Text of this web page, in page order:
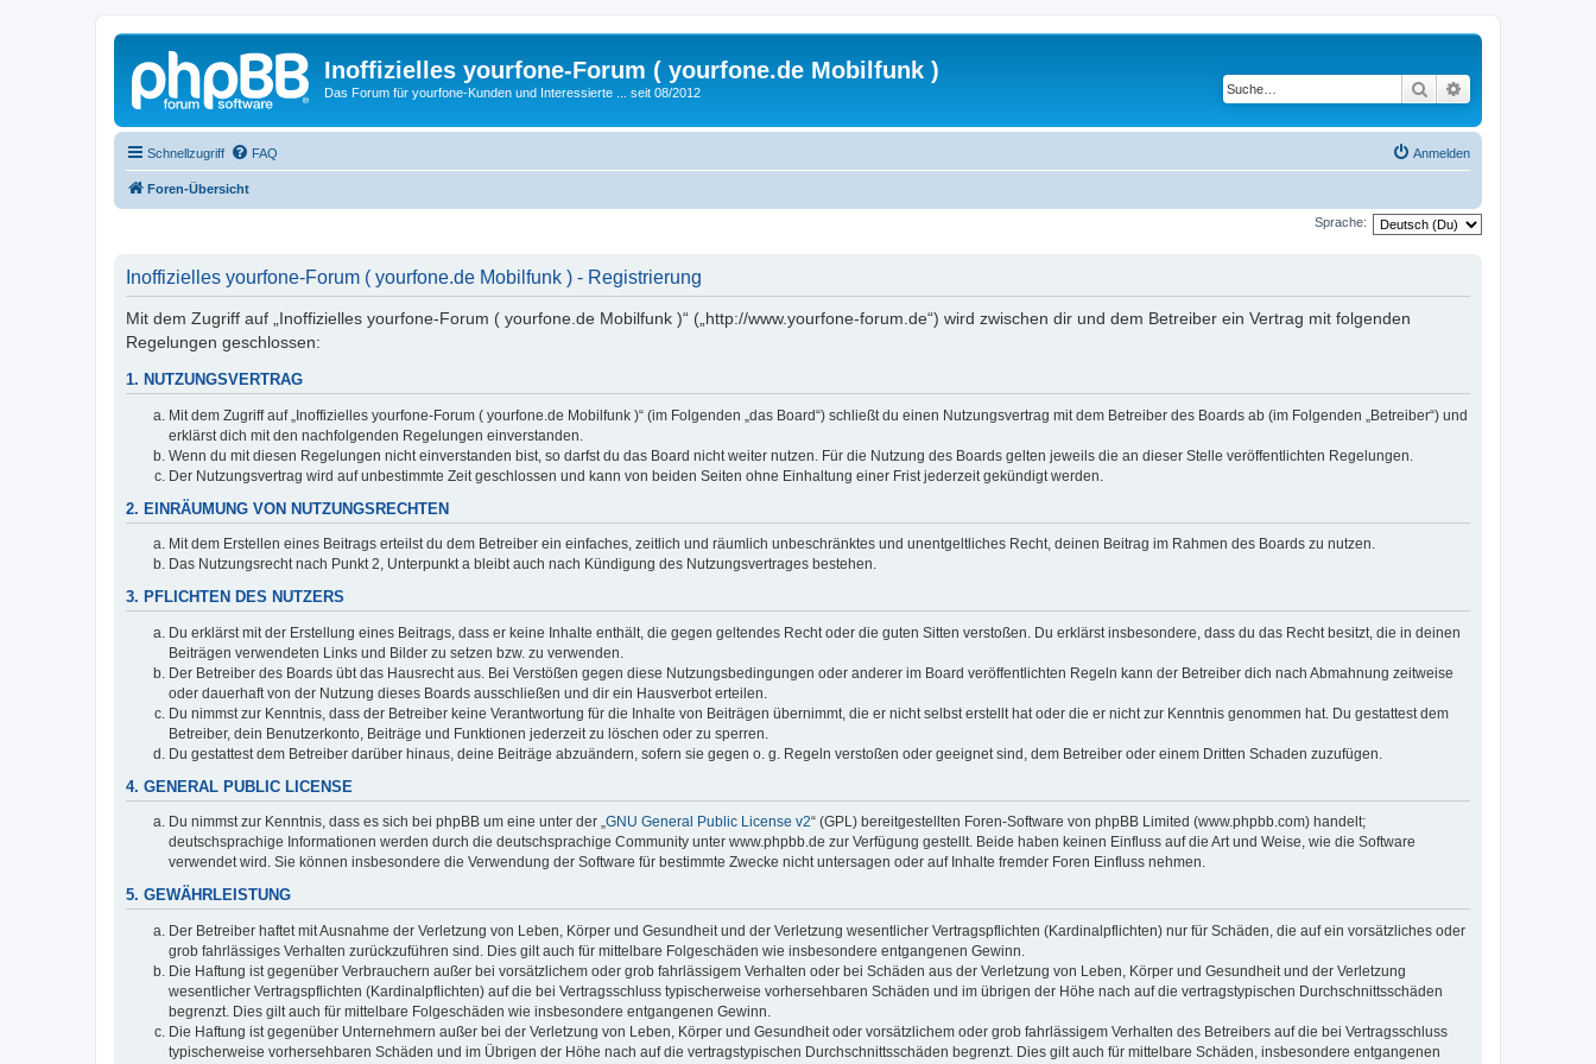
Inoffizielles yourfone-Forum ( yourfone.de Mobilfunk )
Das Forum für yourfone-Kunden und Interessierte ... seit 08/2012 Suche
Schnellzugriff FAQ Anmelden
Foren-Übersicht
Sprache:
Inoffizielles yourfone-Forum ( yourfone.de Mobilfunk ) - Registrierung
Mit dem Zugriff auf „Inoffizielles yourfone-Forum ( yourfone.de Mobilfunk )“ („http://www.yourfone-forum.de“) wird zwischen dir und dem Betreiber ein Vertrag mit folgenden
Regelungen geschlossen:
1. NUTZUNGSVERTRAG
Mit dem Zugriff auf „Inoffizielles yourfone-Forum ( yourfone.de Mobilfunk )“ (im Folgenden „das Board“) schließt du einen Nutzungsvertrag mit dem Betreiber des Boards ab (im Folgenden „Betreiber“) und
erklärst dich mit den nachfolgenden Regelungen einverstanden.
Wenn du mit diesen Regelungen nicht einverstanden bist, so darfst du das Board nicht weiter nutzen. Für die Nutzung des Boards gelten jeweils die an dieser Stelle veröffentlichten Regelungen.
Der Nutzungsvertrag wird auf unbestimmte Zeit geschlossen und kann von beiden Seiten ohne Einhaltung einer Frist jederzeit gekündigt werden.
2. EINRÄUMUNG VON NUTZUNGSRECHTEN
Mit dem Erstellen eines Beitrags erteilst du dem Betreiber ein einfaches, zeitlich und räumlich unbeschränktes und unentgeltliches Recht, deinen Beitrag im Rahmen des Boards zu nutzen.
Das Nutzungsrecht nach Punkt 2, Unterpunkt a bleibt auch nach Kündigung des Nutzungsvertrages bestehen.
3. PFLICHTEN DES NUTZERS
Du erklärst mit der Erstellung eines Beitrags, dass er keine Inhalte enthält, die gegen geltendes Recht oder die guten Sitten verstoßen. Du erklärst insbesondere, dass du das Recht besitzt, die in deinen
Beiträgen verwendeten Links und Bilder zu setzen bzw. zu verwenden.
Der Betreiber des Boards übt das Hausrecht aus. Bei Verstößen gegen diese Nutzungsbedingungen oder anderer im Board veröffentlichten Regeln kann der Betreiber dich nach Abmahnung zeitweise
oder dauerhaft von der Nutzung dieses Boards ausschließen und dir ein Hausverbot erteilen.
Du nimmst zur Kenntnis, dass der Betreiber keine Verantwortung für die Inhalte von Beiträgen übernimmt, die er nicht selbst erstellt hat oder die er nicht zur Kenntnis genommen hat. Du gestattest dem
Betreiber, dein Benutzerkonto, Beiträge und Funktionen jederzeit zu löschen oder zu sperren.
Du gestattest dem Betreiber darüber hinaus, deine Beiträge abzuändern, sofern sie gegen o. g. Regeln verstoßen oder geeignet sind, dem Betreiber oder einem Dritten Schaden zuzufügen.
4. GENERAL PUBLIC LICENSE
Du nimmst zur Kenntnis, dass es sich bei phpBB um eine unter der „GNU General Public License v2“ (GPL) bereitgestellten Foren-Software von phpBB Limited (www.phpbb.com) handelt;
deutschsprachige Informationen werden durch die deutschsprachige Community unter www.phpbb.de zur Verfügung gestellt. Beide haben keinen Einfluss auf die Art und Weise, wie die Software
verwendet wird. Sie können insbesondere die Verwendung der Software für bestimmte Zwecke nicht untersagen oder auf Inhalte fremder Foren Einfluss nehmen.
5. GEWÄHRLEISTUNG
Der Betreiber haftet mit Ausnahme der Verletzung von Leben, Körper und Gesundheit und der Verletzung wesentlicher Vertragspflichten (Kardinalpflichten) nur für Schäden, die auf ein vorsätzliches oder
grob fahrlässiges Verhalten zurückzuführen sind. Dies gilt auch für mittelbare Folgeschäden wie insbesondere entgangenen Gewinn.
Die Haftung ist gegenüber Verbrauchern außer bei vorsätzlichem oder grob fahrlässigem Verhalten oder bei Schäden aus der Verletzung von Leben, Körper und Gesundheit und der Verletzung
wesentlicher Vertragspflichten (Kardinalpflichten) auf die bei Vertragsschluss typischerweise vorhersehbaren Schäden und im übrigen der Höhe nach auf die vertragstypischen Durchschnittsschäden
begrenzt. Dies gilt auch für mittelbare Folgeschäden wie insbesondere entgangenen Gewinn.
Die Haftung ist gegenüber Unternehmern außer bei der Verletzung von Leben, Körper und Gesundheit oder vorsätzlichem oder grob fahrlässigem Verhalten des Betreibers auf die bei Vertragsschluss
typischerweise vorhersehbaren Schäden und im Übrigen der Höhe nach auf die vertragstypischen Durchschnittsschäden begrenzt. Dies gilt auch für mittelbare Schäden, insbesondere entgangenen